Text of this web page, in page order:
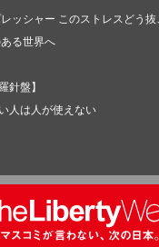
ッシャー このストレスどう抜
る世界へ
針盤】
人は人が使えない